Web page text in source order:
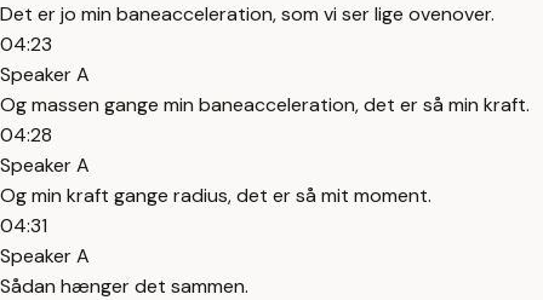
Det er jo min baneacceleration, som vi ser lige ovenover.
04:23
Speaker A
Og massen gange min baneacceleration, det er så min kraft.
04:28
Speaker A
Og min kraft gange radius, det er så mit moment.
04:31
Speaker A
Sådan hænger det sammen.